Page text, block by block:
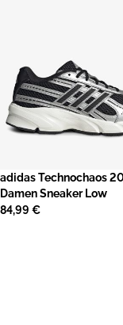
adidas Technochaos
Damen Sneaker Low
84,99 €